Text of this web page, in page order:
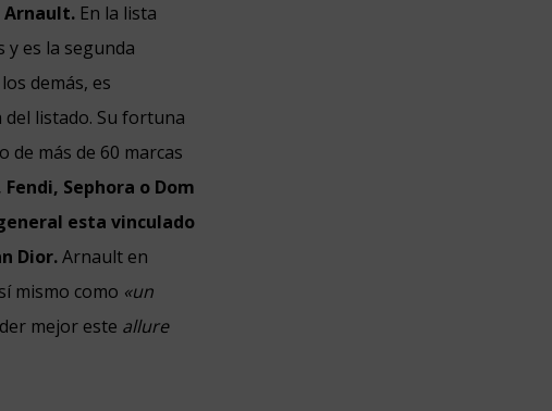
Arnault. En la lista
y es la segunda
demás, es
listado. Su fortuna
de más de 60 marcas
Sephora o Dom
esta vinculado
Dior.Arnault en
mismo como «un
mejor este allure